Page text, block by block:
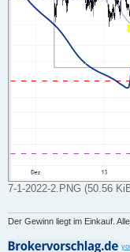
7-1-2022-2.PNG (50.56
Der Gewinn liegt im Einkauf.